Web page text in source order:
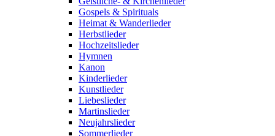
Gospels & Spirituals
Heimat & Wanderlieder
Herbstlieder
Hochzeitslieder
Hymnen
Kanon
Kinderlieder
Kunstlieder
Liebeslieder
Martinslieder
Neujahrslieder
Sommerlieder